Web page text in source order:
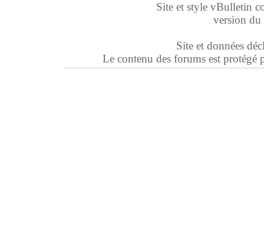
Site et style vBulletin
version
Site et données
Le contenu des forums est protégé